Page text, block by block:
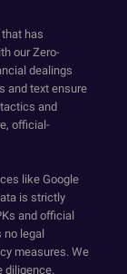
has
our Zero-
dealings
and text ensure
and
official-
like Google
is strictly
and official
no legal
measures. We
diligence.